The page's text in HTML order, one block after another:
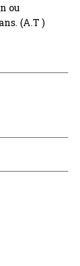
ou
(A.T )